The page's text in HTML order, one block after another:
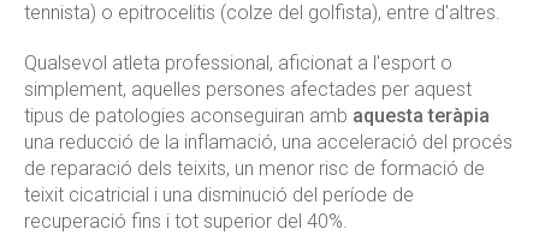
tennista) o epitrocelitis (colze del golfista), entre d'altres.
Qualsevol atleta professional, aficionat a l'esport o
simplement, aquelles persones afectades per aquest
tipus de patologies aconseguiran amb aquesta teràpia
una reducció de la inflamació, una acceleració del procés
de reparació dels teixits, un menor risc de formació de
teixit cicatricial i una disminució del període de
recuperació fins i tot superior del 40%.